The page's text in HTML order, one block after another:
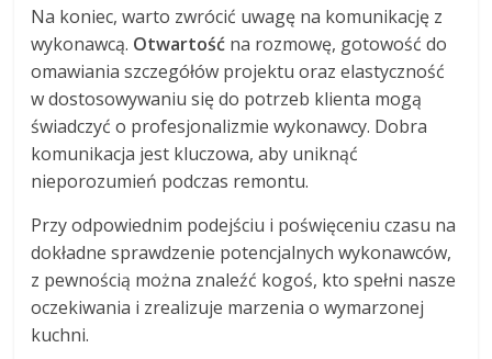
Na koniec, warto zwrócić uwagę na komunikację z
wykonawcą. Otwartość na rozmowę, gotowość do
omawiania szczegółów projektu oraz elastyczność
w dostosowywaniu się do potrzeb klienta mogą
świadczyć o profesjonalizmie wykonawcy. Dobra
komunikacja jest kluczowa, aby uniknąć
nieporozumień podczas remontu.
Przy odpowiednim podejściu i poświęceniu czasu na
dokładne sprawdzenie potencjalnych wykonawców,
z pewnością można znaleźć kogoś, kto spełni nasze
oczekiwania i zrealizuje marzenia o wymarzonej
kuchni.